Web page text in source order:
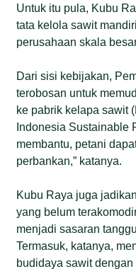
Untuk itu pula, Kubu
tata kelola sawit
perusahaan skala
Dari sisi kebijakan,
terobosan untuk
ke pabrik kelapa sawit
Indonesia Sustainable
membantu, petani
perbankan,” katanya.
Kubu Raya juga
yang belum
menjadi sasaran
Termasuk, katanya,
budidaya sawit